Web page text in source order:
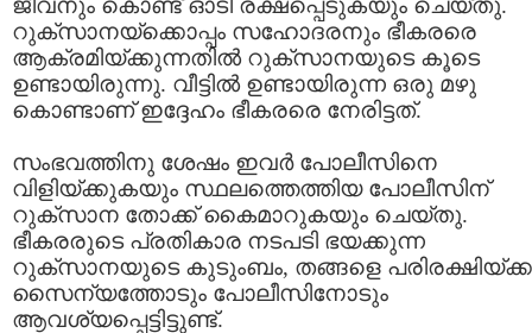
റുക്സാനയ്ക്കൊപ്പം സഹോദരനും ഭീകരരെ
ആക്രമിയ്ക്കുന്നതില്‍ റുക്സാനയുടെ കൂടെ
ഉണ്ടായിരുന്നു. വീട്ടില്‍ ഉണ്ടായിരുന്ന ഒരു മഴു
കൊണ്ടാണ് ഇദ്ദേഹം ഭീകരരെ നേരിട്ടത്.
സംഭവത്തിനു ശേഷം ഇവര്‍ പോലീസിനെ
വിളിയ്ക്കുകയും സ്ഥലത്തെത്തിയ പോലീസിന്
റുക്സാന തോക്ക് കൈമാറുകയും ചെയ്തു.
ഭീകരരുടെ പ്രതികാര നടപടി ഭയക്കുന്ന
റുക്സാനയുടെ കുടുംബം, തങ്ങളെ
സൈന്യത്തോടും പോലീസിനോടും
ആവശ്യപ്പെട്ടിട്ടുണ്ട്.